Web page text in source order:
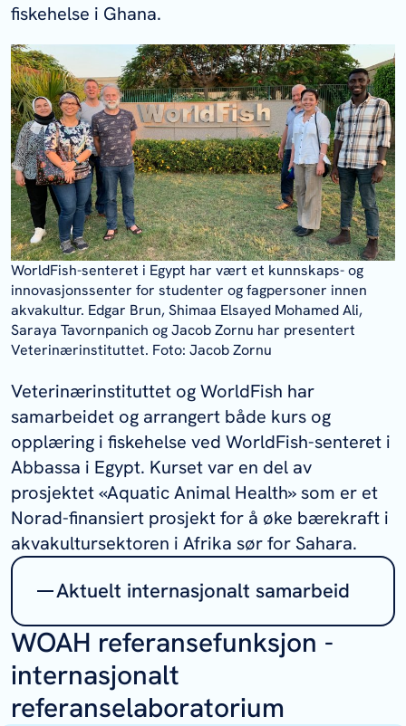
fiskehelse i Ghana.
WorldFish-senteret i Egypt har vært et kunnskaps- og
innovasjonssenter for studenter og fagpersoner innen
akvakultur. Edgar Brun, Shimaa Elsayed Mohamed Ali,
Saraya Tavornpanich og Jacob Zornu har presentert
Veterinærinstituttet. Foto: Jacob Zornu
Veterinærinstituttet og WorldFish har
samarbeidet og arrangert både kurs og
opplæring i fiskehelse ved WorldFish-senteret i
Abbassa i Egypt. Kurset var en del av
prosjektet «Aquatic Animal Health» som er et
Norad-finansiert prosjekt for å øke bærekraft i
akvakultursektoren i Afrika sør for Sahara.
Aktuelt internasjonalt samarbeid
Rabiesprosjekt i Malawihar som mål å
styrke én Helse-systemet i landet for
en mer effektiv bekjempelse av
sykdommen rabies.Les mer her.
WOAH referansefunksjon -
internasjonalt
referanselaboratorium